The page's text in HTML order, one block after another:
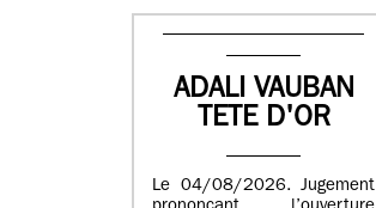
ADALI VAUBAN
TETE D'OR
Le 04/08/2026. Jugement